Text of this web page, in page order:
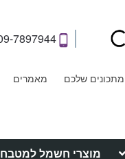
09-7897944
מתכונים שלכם מאמרים
מוצרי חשמל למטבח